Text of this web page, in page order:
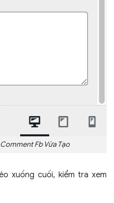
Fb Vừa Tạo
xuống cuối, kiểm tra xem